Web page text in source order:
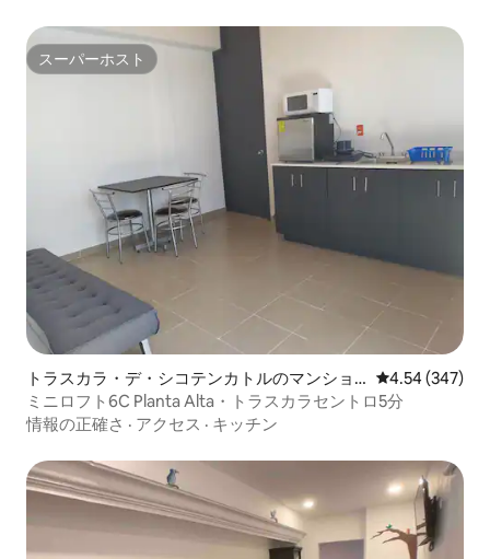
スーパーホスト
スーパーホスト
トラスカラ・デ・シコテンカトルのマンショ
ン・アパート
レビュー347
4.54 (347)
ミニロフト6C Planta Alta・トラスカラセントロ5分
情報の正確さ · アクセス · キッチン